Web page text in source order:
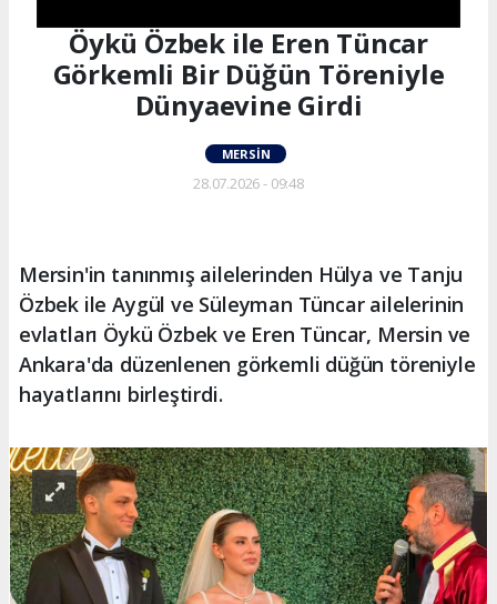
Öykü Özbek ile Eren Tüncar
Görkemli Bir Düğün Töreniyle
Dünyaevine Girdi
MERSIN
28.07.2026 - 09:48
Mersin'in tanınmış ailelerinden Hülya ve Tanju
Özbek ile Aygül ve Süleyman Tüncar ailelerinin
evlatları Öykü Özbek ve Eren Tüncar, Mersin ve
Ankara'da düzenlenen görkemli düğün töreniyle
hayatlarını birleştirdi.